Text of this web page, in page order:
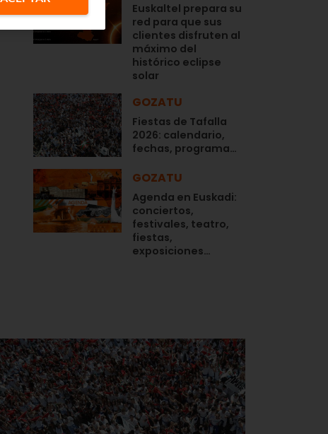
Euskaltel prepara su
red para que sus
clientes disfruten al
máximo del
histórico eclipse
solar
GOZATU
Fiestas de Tafalla
2026: calendario,
fechas, programa…
GOZATU
Agenda en Euskadi:
conciertos,
festivales, teatro,
fiestas,
exposiciones…